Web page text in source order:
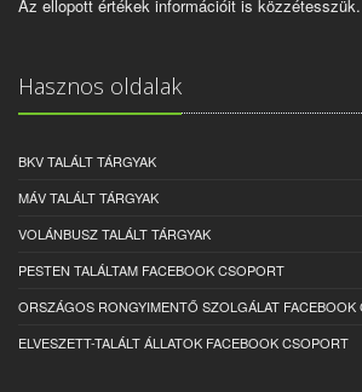
Az ellopott értékek információit is közzétesszük.
Hasznos oldalak
BKV TALÁLT TÁRGYAK
MÁV TALÁLT TÁRGYAK
VOLÁNBUSZ TALÁLT TÁRGYAK
PESTEN TALÁLTAM FACEBOOK CSOPORT
ORSZÁGOS RONGYIMENTŐ SZOLGÁLAT FACEBOOK
ELVESZETT-TALÁLT ÁLLATOK FACEBOOK CSOPORT